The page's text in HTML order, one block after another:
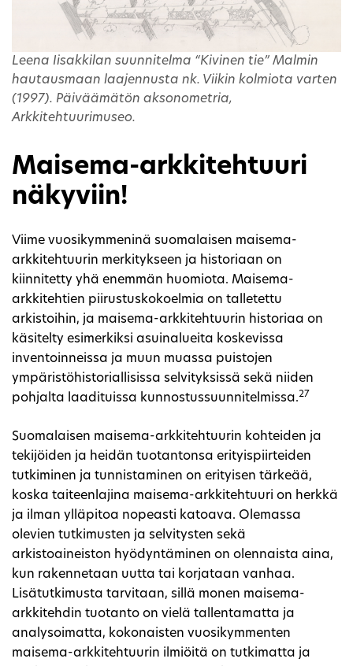
Leena Iisakkilan suunnitelma “Kivinen tie” Malmin
hautausmaan laajennusta nk. Viikin kolmiota varten
(1997). Päiväämätön aksonometria,
Arkkitehtuurimuseo.
Maisema-arkkitehtuuri
näkyviin!
Viime vuosikymmeninä suomalaisen maisema-
arkkitehtuurin merkitykseen ja historiaan on
kiinnitetty yhä enemmän huomiota. Maisema-
arkkitehtien piirustuskokoelmia on talletettu
arkistoihin, ja maisema-arkkitehtuurin historiaa on
käsitelty esimerkiksi asuinalueita koskevissa
inventoinneissa ja muun muassa puistojen
ympäristöhistoriallisissa selvityksissä sekä niiden
pohjalta laadituissa kunnostussuunnitelmissa.27
Suomalaisen maisema-arkkitehtuurin kohteiden ja
tekijöiden ja heidän tuotantonsa erityispiirteiden
tutkiminen ja tunnistaminen on erityisen tärkeää,
koska taiteenlajina maisema-arkkitehtuuri on herkkä
ja ilman ylläpitoa nopeasti katoava. Olemassa
olevien tutkimusten ja selvitysten sekä
arkistoaineiston hyödyntäminen on olennaista aina,
kun rakennetaan uutta tai korjataan vanhaa.
Lisätutkimusta tarvitaan, sillä monen maisema-
arkkitehdin tuotanto on vielä tallentamatta ja
analysoimatta, kokonaisten vuosikymmenten
maisema-arkkitehtuurin ilmiöitä on tutkimatta ja